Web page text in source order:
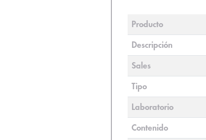
Producto
Descripción
Sales
Tipo
Laboratorio
Contenido